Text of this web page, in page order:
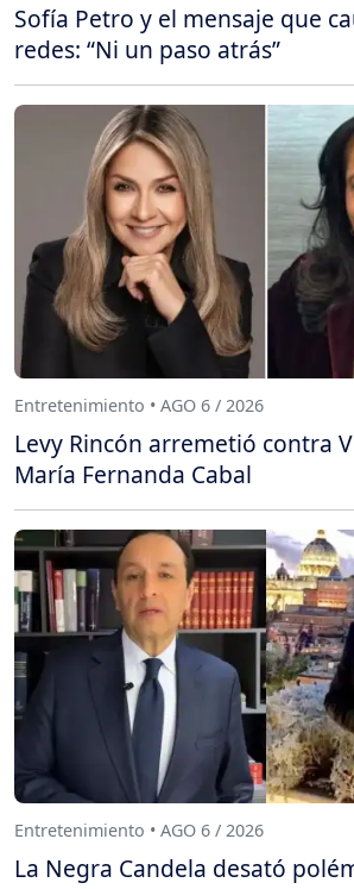
Sofía Petro y el mensaje que
redes: “Ni un paso atrás”
Entretenimiento • AGO 6 / 2026
Levy Rincón arremetió contra
María Fernanda Cabal
Entretenimiento • AGO 6 / 2026
La Negra Candela desató